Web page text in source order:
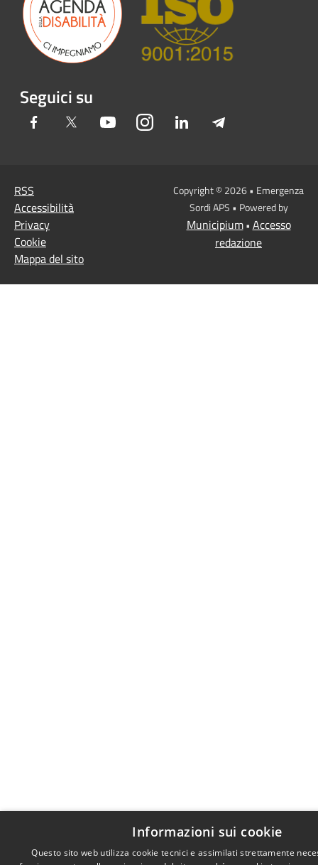
Seguici su
Facebook Twitter YoutubeInstagram LinkedIn
RSS
Accessibilità
Privacy
Cookie
Mappa del sito
Copyright © 2026 • Emergenza
Sordi APS • Powered by
Municipium• Accesso
redazione
Informazioni sui cookie
Questo sito web utilizza cookie tecnici e assimilati strettamente